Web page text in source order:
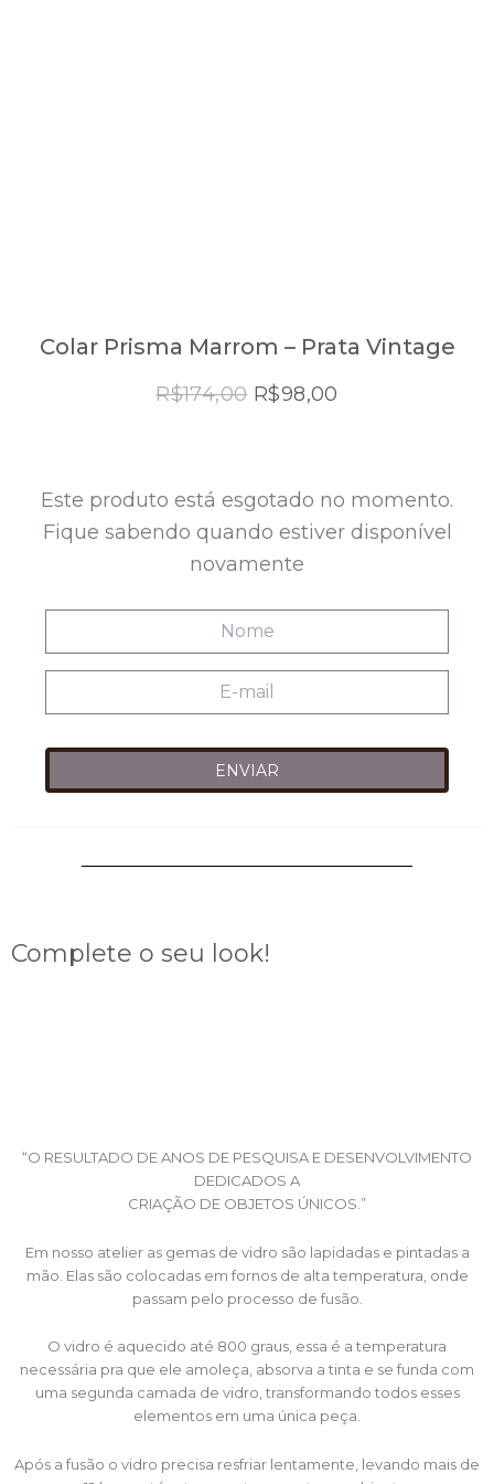
Colar Prisma Marrom – Prata Vintage
R$174,00 O
era:
R$174,00.
R$98,00
R$98,00.
Este produto está esgotado no momento.
Fique sabendo quando estiver disponível
novamente
Complete o seu look!
“O RESULTADO DE ANOS DE PESQUISA E DESENVOLVIMENTO
DEDICADOS A
CRIAÇÃO DE OBJETOS ÚNICOS.”
Em nosso atelier as gemas de vidro são lapidadas e pintadas a
mão. Elas são colocadas em fornos de alta temperatura, onde
passam pelo processo de fusão.
O vidro é aquecido até 800 graus, essa é a temperatura
necessária pra que ele amoleça, absorva a tinta e se funda com
uma segunda camada de vidro, transformando todos esses
elementos em uma única peça.
Após a fusão o vidro precisa resfriar lentamente, levando mais de